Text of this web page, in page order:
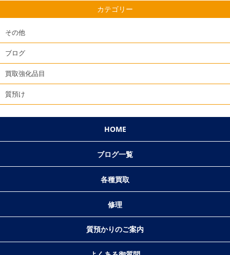
カテゴリー
その他
ブログ
買取強化品目
質預け
HOME
ブログ一覧
各種買取
修理
質預かりのご案内